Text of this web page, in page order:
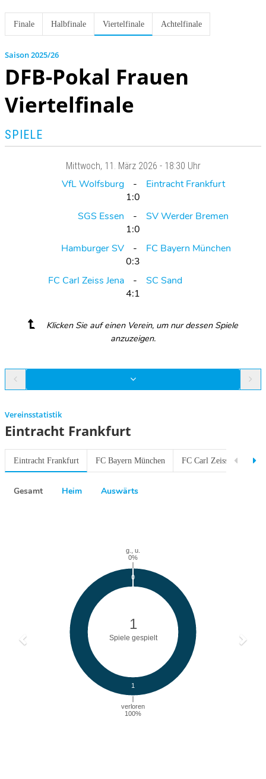
Finale Halbfinale Viertelfinale Achtelfinale
2025/26
DFB-Pokal Frauen
Viertelfinale
SPIELE
Mittwoch, 11. März 2026 - 18:30 Uhr
VfL Wolfsburg
Eintracht Frankfurt
1:0
SGS Essen
SV Werder Bremen
1:0
Hamburger SV
FC Bayern München
0:3
FC Carl Zeiss Jena
SC Sand
4:1
Klicken Sie auf einen Verein, um nur dessen Spiele
anzuzeigen.
Vereinsstatistik
Eintracht Frankfurt
Eintracht Frankfurt FC Bayern München FC Carl Zeiss Jena
Gesamt Heim Auswärts